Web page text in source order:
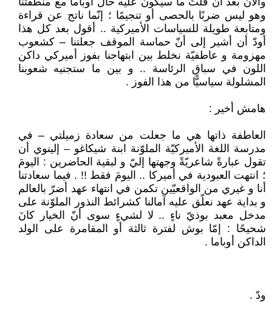
وهو ليس ضربًا بالحصى أو تنجيمًا ؛ إنّما ناتج عن قراءة
ومتابعة طويلة للسياسات الأميركية .. أقول بعد كل هذا
أودّ أن أشير إلى أنّ حماسة الموقف جعلتنا – كشعوب
مهزومة و عاطفيّة نخلط بين ابتهاجنا بفوز أميركي داكن
اللون في سباق الرئاسة .. و بين ما ستجنيه شعوبنا
المشلولة سياسيًّا من هذا الفوز .
هامش أخير :
العاطفة ذاتها هي ما جعلت من سعادة زميلتي – في
مدرسة اللغة الأميركيّة الملوّنة ابنة شيكاغو – إلينوي أن
تقول عبارةً شاعريّةً وجهتها إليّ و لبقية الحاضرين : اليومَ
؛ انتهت العبودية في أميركا .. اليومَ فقط !! . فيما سعادتنا
أنا و غيري من الواقعيّين تكمن في انتهاء عهد أضرّ بالعالم
و بداية عهد نعلّق عليه آمالنا كشرائط النذور الملوّنة على
مدخل معبد بوذيّ ناءٍ .. لا لشيءٍ سوى أنّ الخيار كانَ
شحيحًا : إمّا بوش لفترة ثالثة أو المقامرة على الولد
الداكن أوباما .
ودّ .